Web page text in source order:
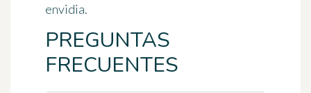
envidia.
PREGUNTAS
FRECUENTES